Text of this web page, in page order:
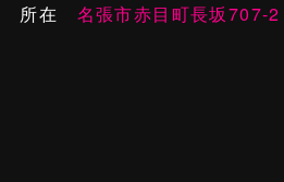
所在 名張市赤目町長坂707-2